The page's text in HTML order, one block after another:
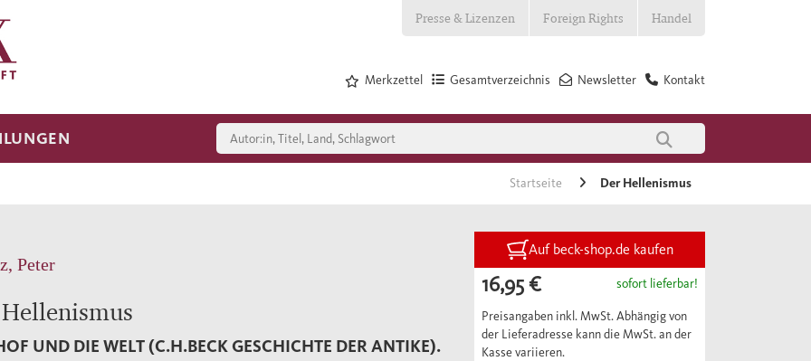
Presse & Lizenzen Foreign Rights Handel
Kontakt
Newsletter
Gesamtverzeichnis
Merkzettel
Startseite Der Hellenismus
Peter
UND DIE WELT (C.H.BECK GESCHICHTE DER ANTIKE).
Auf beck-shop.de kaufen
16,95 € sofort lieferbar!
Preisangaben inkl. MwSt. Abhängig von
der Lieferadresse kann die MwSt. an der
Kasse variieren.